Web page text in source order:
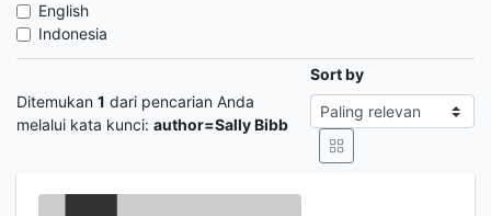
English
Indonesia
Ditemukan 1 dari pencarian Anda
melalui kata kunci: author=Sally Bibb
Sort by